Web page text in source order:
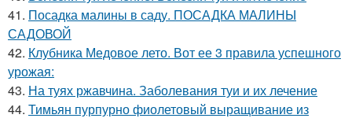
41. Посадка малины в саду. ПОСАДКА МАЛИНЫ
САДОВОЙ
42. Клубника Медовое лето. Вот ее 3 правила успешного
урожая:
43. На туях ржавчина. Заболевания туи и их лечение
44. Тимьян пурпурно фиолетовый выращивание из